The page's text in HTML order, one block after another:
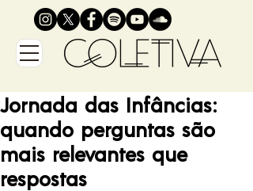
Jornada das Infâncias:
quando perguntas são
mais relevantes que
respostas